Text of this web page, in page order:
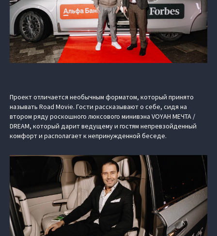
Проект отличается необычным форматом, который принято
называть Road Movie. Гости рассказывают о себе, сидя на
втором ряду роскошного люксового минивэна VOYAH МЕЧТА /
DREAM, который дарит ведущему и гостям непревзойденный
комфорт и располагает к непринужденной беседе.